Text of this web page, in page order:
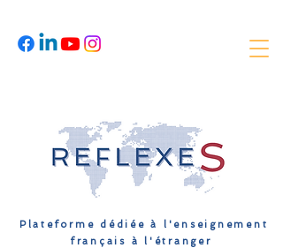
Plateforme dédiée à l'enseignement
français à l'étranger